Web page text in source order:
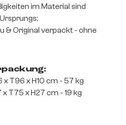
im Material sind
& Original verpackt - ohne
x T96 x H10 cm - 57 kg
x T75 x H27 cm - 19 kg